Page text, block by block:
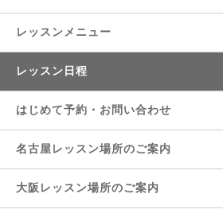
レッスンメニュー
レッスン日程
はじめて予約・お問い合わせ
名古屋レッスン場所のご案内
大阪レッスン場所のご案内